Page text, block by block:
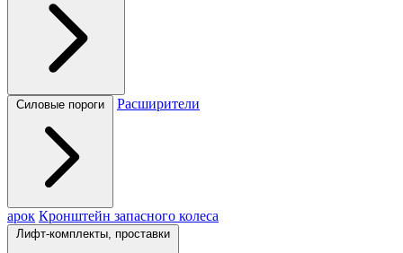
Силовые пороги Расширители
арок Кронштейн запасного колеса
Лифт-комплекты, проставки